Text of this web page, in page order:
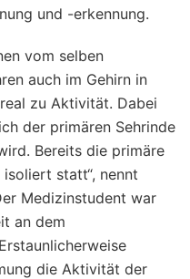
und -erkennung.
vom selben
auch im Gehirn in
zu Aktivität. Dabei
der primären Sehrinde
Bereits die primäre
statt“, nennt
Medizinstudent war
an dem
die Aktivität der